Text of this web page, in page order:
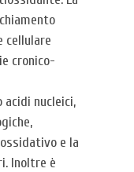
cellulare
cronico-
acidi nucleici,
e la
Inoltre è